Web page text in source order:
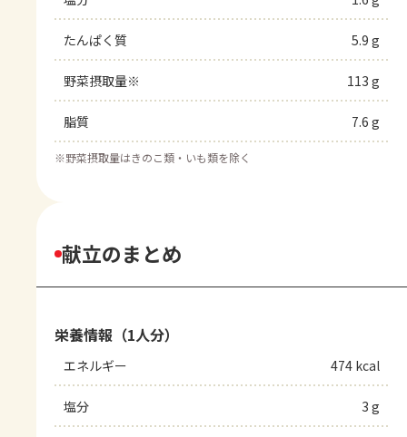
たんぱく質 5.9 g
野菜摂取量※ 113 g
脂質 7.6 g
※野菜摂取量はきのこ類・いも類を除く
献立のまとめ
栄養情報（1人分）
エネルギー 474 kcal
塩分 3 g